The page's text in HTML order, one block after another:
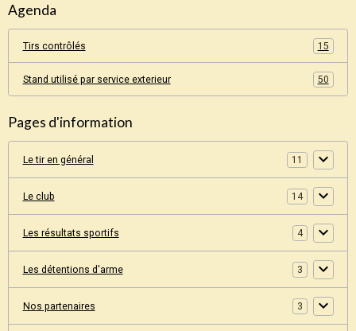
Agenda
Tirs contrôlés 15
Stand utilisé par service exterieur 50
Pages d'information
Le tir en général 11
Le club 14
Les résultats sportifs 4
Les détentions d'arme 3
Nos partenaires 3